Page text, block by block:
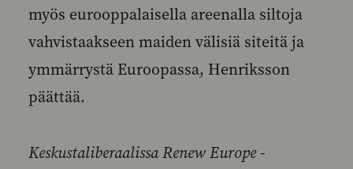
myös eurooppalaisella areenalla siltoja
vahvistaakseen maiden välisiä siteitä ja
ymmärrystä Euroopassa, Henriksson
päättää.
Keskustaliberaalissa Renew Europe -